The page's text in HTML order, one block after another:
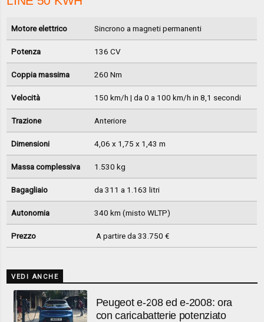
Motore elettrico Sincrono a magneti permanenti
Potenza 136 CV
Coppia massima 260 Nm
Velocità 150 km/h | da 0 a 100 km/h in 8,1 secondi
Trazione Anteriore
Dimensioni 4,06 x 1,75 x 1,43 m
Massa complessiva 1.530 kg
Bagagliaio da 311 a 1.163 litri
Autonomia 340 km (misto WLTP)
Prezzo A partire da 33.750 €
VEDI ANCHE
Peugeot e-208 ed e-2008: ora
con caricabatterie potenziato